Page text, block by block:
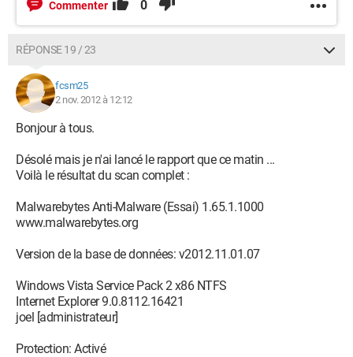
Commenter 0
RÉPONSE 19 / 23
fcsm25
2 nov. 2012 à 12:12
Bonjour à tous.
Désolé mais je n'ai lancé le rapport que ce matin ...
Voilà le résultat du scan complet :
Malwarebytes Anti-Malware (Essai) 1.65.1.1000
www.malwarebytes.org
Version de la base de données: v2012.11.01.07
Windows Vista Service Pack 2 x86 NTFS
Internet Explorer 9.0.8112.16421
joel [administrateur]
Protection: Activé